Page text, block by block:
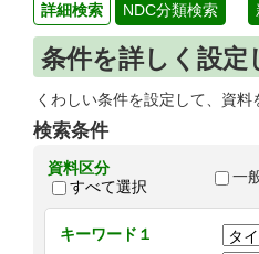
詳細検索 NDC分類検索
条件を詳しく設定
くわしい条件を設定して、資料
検索条件
資料区分
すべて選択
一
キーワード１